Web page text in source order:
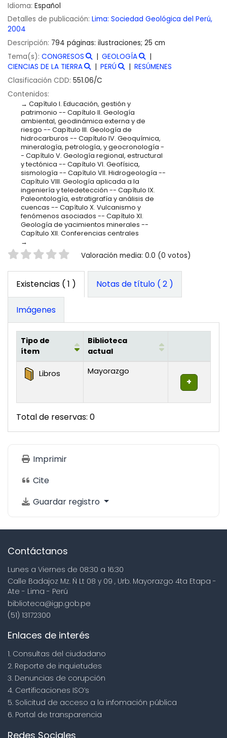
Idioma: Español
Detalles de publicación: Lima: Sociedad Geológica del Perú,
2004
Descripción: 794 páginas: ilustraciones; 25 cm
Tema(s): CONGRESOS
GEOLOGÍA
CIENCIAS DE LA TIERRA
PERÚ
RESÚMENES
Clasificación CDD: 551.06/C
Contenidos:
Capítulo I. Educación, gestión y
patrimonio -- Capítulo II. Geología
ambiental, geodinámica externa y de
riesgo -- Capítulo III. Geología de
hidrocarburos -- Capítulo IV. Geoquímica,
mineralogía, petrología, y geocronología -
- Capítulo V. Geología regional, estructural
y tectónica -- Capítulo VI. Geofísica,
sismología -- Capítulo VII. Hidrogeología --
Capítulo VIII. Geología aplicada a la
ingeniería y teledetección -- Capítulo IX.
Paleontología, estratigrafía y análisis de
cuencas -- Capítulo X. Vulcanismo y
fenómenos asociados -- Capítulo XI.
Geología de yacimientos minerales --
Capítulo XII. Conferencias centrales
Valoración Valoración media: 0.0 (0 votos)
Existencias ( 1 ) Notas de título ( 2 )
Imágenes
Existencias
Tipo de
ítem
Biblioteca
actual
Libros Mayorazgo
Total de reservas: 0
Imprimir
Cite
Guardar registro
Contáctanos
Lunes a Viernes de 08:30 a 16:30
Calle Badajoz Mz. Ñ Lt 08 y 09 , Urb. Mayorazgo 4ta Etapa -
Ate - Lima - Perú
biblioteca@igp.gob.pe
(51) 13172300
Enlaces de interés
1. Consultas del ciudadano
2. Reporte de inquietudes
3. Denuncias de corupción
4. Certificaciones ISO’s
5. Solicitud de acceso a la infomación pública
6. Portal de transparencia
Redes Sociales